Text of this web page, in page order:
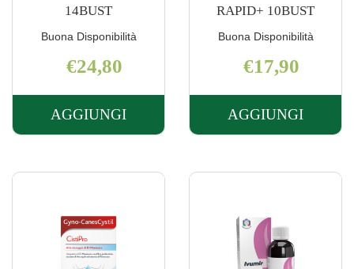
14BUST
Buona Disponibilità
€24,80
AGGIUNGI
AGGIUNGI CISTIFLUX
RAPID+ 10BUST
Buona Disponibilità
€17,90
AGGIUNGI
AGGIUNGI